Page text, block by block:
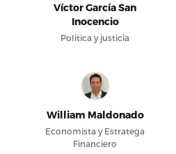
Víctor García San
Inocencio
Política y justicia
William Maldonado
Economista y Estratega
Financiero